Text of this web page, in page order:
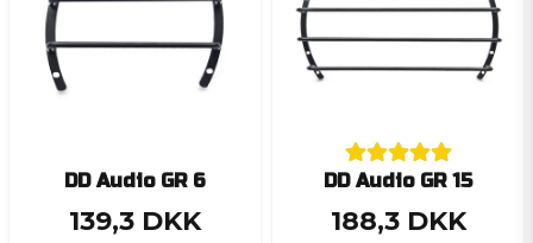
DD Audio GR 6
139,3 DKK
DD Audio GR 15
188,3 DKK